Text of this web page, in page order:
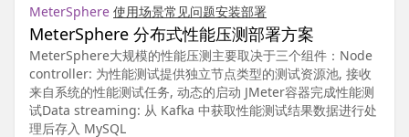
MeterSphere 使用场景常见问题安装部署
MeterSphere 分布式性能压测部署方案
MeterSphere大规模的性能压测主要取决于三个组件：Node
controller: 为性能测试提供独立节点类型的测试资源池, 接收
来自系统的性能测试任务, 动态的启动 JMeter容器完成性能测
试Data streaming: 从 Kafka 中获取性能测试结果数据进行处
理后存入 MySQL